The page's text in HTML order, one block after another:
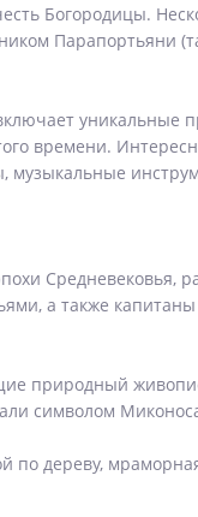
Богородицы.
Парапортьяни
уникальные
времени.
музыкальные
Средневековья,
а также
природный
символом
по дереву,